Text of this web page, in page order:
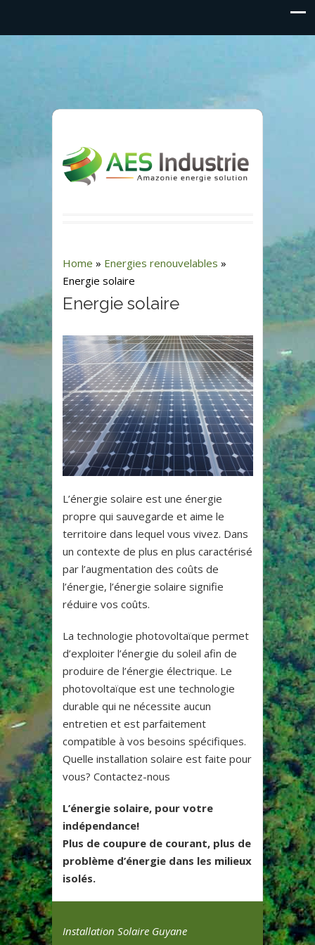
Home » Energies renouvelables »
Energie solaire
Energie solaire
L’énergie solaire est une énergie
propre qui sauvegarde et aime le
territoire dans lequel vous vivez. Dans
un contexte de plus en plus caractérisé
par l’augmentation des coûts de
l’énergie, l’énergie solaire signifie
réduire vos coûts.
La technologie photovoltaïque permet
d’exploiter l’énergie du soleil afin de
produire de l’énergie électrique. Le
photovoltaïque est une technologie
durable qui ne nécessite aucun
entretien et est parfaitement
compatible à vos besoins spécifiques.
Quelle installation solaire est faite pour
vous? Contactez-nous
L’énergie solaire, pour votre
indépendance!
Plus de coupure de courant, plus de
problème d’énergie dans les milieux
isolés.
Installation Solaire Guyane